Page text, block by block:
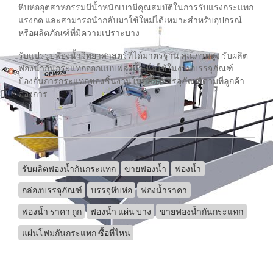
หีบห่ออุตสาหกรรมมีน้ำหนักเบามีคุณสมบัติในการรับแรงกระแทก
แรงกด และสามารถนำกลับมาใช้ใหม่ได้เหมาะสำหรับอุปกรณ์
หรือผลิตภัณฑ์ที่มีความเปราะบาง
รับแปรรูปฟองน้ำวิทยาศาสตร์ที่ได้มาตรฐาน คุณภาพสูง รับผลิต
ฟองน้ำกันกระแทกออกแบบฟองน้ำเพื่อใช้ในงานบรรจุภัณฑ์
ป้องกันการกระแทกของชิ้นงานในกล่องบรรจุภัณฑ์ตามที่ลูกค้า
ต้องการ
รับผลิตฟองน้ำกันกระแทก ขายฟองน้ำ ฟองน้ำ
กล่องบรรจุภัณฑ์ บรรจุหีบห่อ ฟองน้ำราคา
ฟองน้ำ ราคา ถูก ฟองน้ำ แผ่น บาง ขายฟองน้ำกันกระแทก
แผ่นโฟมกันกระแทก ซื้อที่ไหน